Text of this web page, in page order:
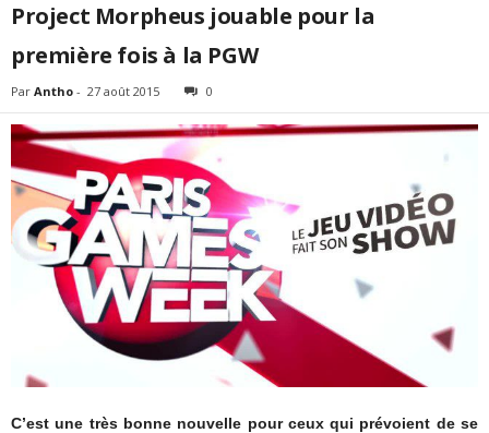
Project Morpheus jouable pour la
première fois à la PGW
Par Antho - 27 août 2015 0
C’est une très bonne nouvelle pour ceux qui prévoient de se